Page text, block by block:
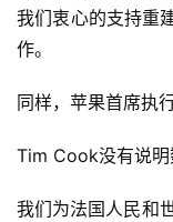
我们衷心的支持重
作。
同样，苹果首席执
Tim Cook没有说明
我们为法国人民和